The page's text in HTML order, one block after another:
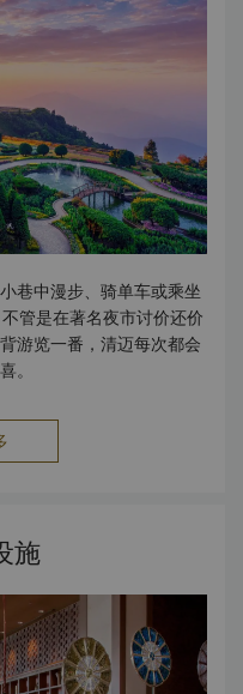
尽情享受正宗的四川美
蕾。在来自四川的陈大厨
合了传统川菜的丰富口味
味，川菜适合各种场合。
”spa，放松身心。在这里
泰式按摩揉合柔和的摇
您舒快淋漓的按摩体验。
下，感觉时间仿佛就此静
感觉，值得铭记 － 清迈香
巷中漫步、骑单车或乘坐
游览一番，清迈每次都会
。
施